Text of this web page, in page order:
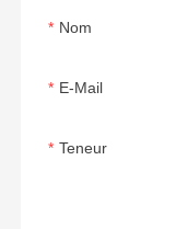
Nom
E-Mail
Teneur